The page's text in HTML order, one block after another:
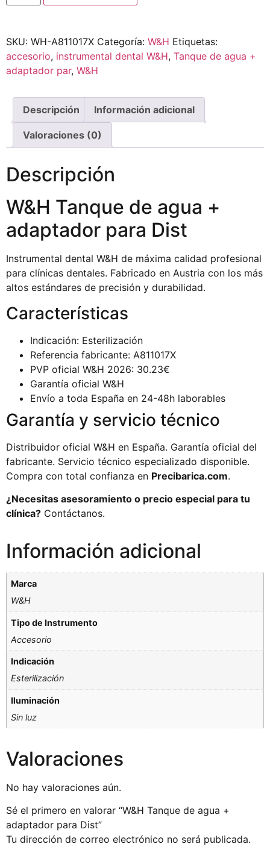
SKU: WH-A811017X Categoría: W&H Etiquetas:
accesorio, instrumental dental W&H, Tanque de agua +
adaptador par, W&H
Descripción Información adicional
Valoraciones (0)
Descripción
W&H Tanque de agua +
adaptador para Dist
Instrumental dental W&H de máxima calidad profesional
para clínicas dentales. Fabricado en Austria con los más
altos estándares de precisión y durabilidad.
Características
Indicación: Esterilización
Referencia fabricante: A811017X
PVP oficial W&H 2026: 30.23€
Garantía oficial W&H
Envío a toda España en 24-48h laborables
Garantía y servicio técnico
Distribuidor oficial W&H en España. Garantía oficial del
fabricante. Servicio técnico especializado disponible.
Compra con total confianza en Precibarica.com.
¿Necesitas asesoramiento o precio especial para tu
clínica? Contáctanos.
Información adicional
Marca
W&H
Tipo de Instrumento
Accesorio
Indicación
Esterilización
Iluminación
Sin luz
Valoraciones
No hay valoraciones aún.
Sé el primero en valorar “W&H Tanque de agua +
adaptador para Dist”
Tu dirección de correo electrónico no será publicada.